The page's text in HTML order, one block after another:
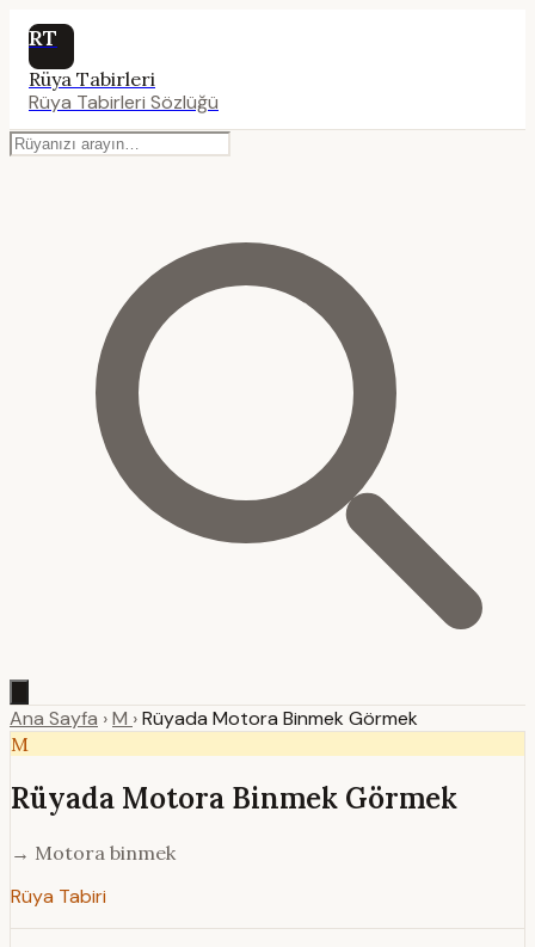
RT
Rüya Tabirleri
Rüya Tabirleri Sözlüğü
Ana Sayfa ›M ›Rüyada Motora Binmek Görmek
M
Rüyada Motora Binmek Görmek
→ Motora binmek
Rüya Tabiri